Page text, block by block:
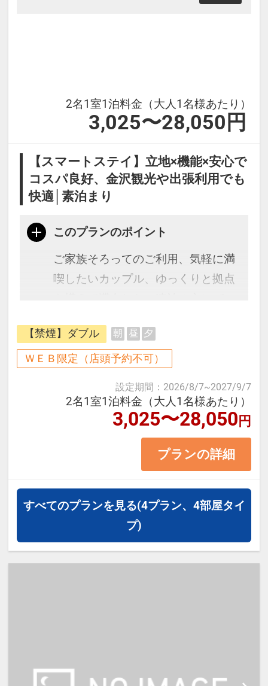
00～23：00 ウェルカムお茶漬けサ
2名1室1泊料金（大人1名様あたり）
3,025〜28,050円
【スマートステイ】立地×機能×安心で
コスパ良好、金沢観光や出張利用でも
快適│素泊まり
このプランのポイント
ご家族そろってのご利用、気軽に満
喫したいカップル、ゆっくりと拠点
【客室の魅力】
れを残しにくい快適な寝心地を実
浴室には広めのバスタブをご用意
し、観光や移動で疲れた体をしっか
高速Wi-Fi完備・遮光カーテンで、静
かさと快適さを満喫。
コンパクトながら機能性を重視した
客室で、カップルのご旅行はもちろ
・荷物預かりサービス
【禁煙】ダブル 朝 昼 夕
ＷＥＢ限定（店頭予約不可）
設定期間 ： 2026/8/7~2027/9/7
2名1室1泊料金（大人1名様あたり）
3,025〜28,050円
プランの詳細
すべてのプランを見る(4プラン、4部屋タイ
プ)